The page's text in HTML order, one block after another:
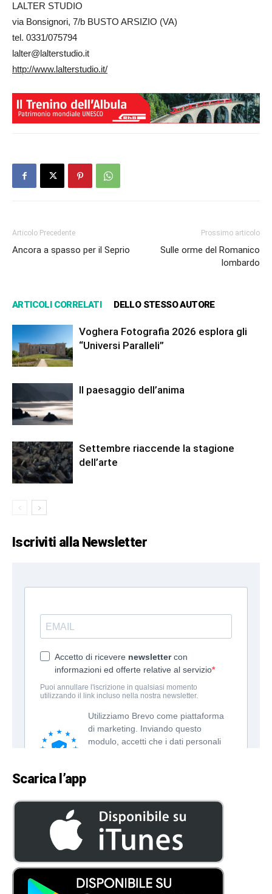
LALTER STUDIO
via Bonsignori, 7/b BUSTO ARSIZIO (VA)
tel. 0331/075794
lalter@lalterstudio.it
http://www.lalterstudio.it/
Articolo Precedente
Ancora a spasso per il Seprio
Prossimo articolo
Sulle orme del Romanico
lombardo
ARTICOLI CORRELATI DELLO STESSO AUTORE
Voghera Fotografia 2026 esplora gli
“Universi Paralleli”
Il paesaggio dell’anima
Settembre riaccende la stagione
dell’arte
Iscriviti alla Newsletter
Scarica l’app